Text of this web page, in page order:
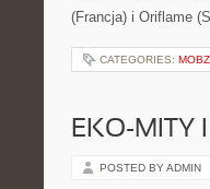
(Francja) i Oriflame
CATEGORIES:
EKO-MITY
POSTED BY ADMIN